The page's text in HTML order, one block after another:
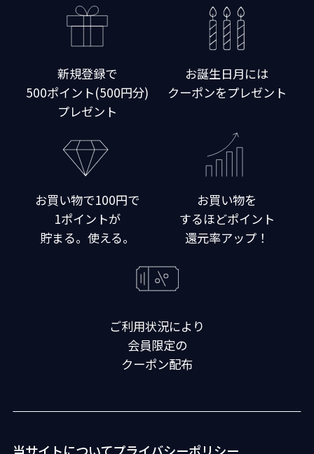
新規登録で
500ポイント(500円分)
プレゼント
お誕生日月には
クーポンをプレゼント
お買い物で100円で
1ポイントが
貯まる。使える。
お買い物を
するほどポイント
還元率アップ！
ご利用状況により
会員限定の
クーポン配布